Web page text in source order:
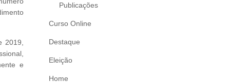
2019,
e
Publicações
Curso Online
Destaque
Eleição
Home